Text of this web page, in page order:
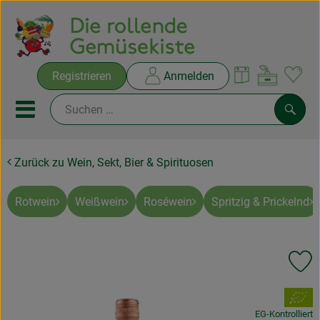
Registrieren Anmelden
Mobiles Menu öffnen oder
Ökokisten
Rezepte
Zurück zu Wein, Sekt, Bier & Spirituosen
Rotwein Weißwein Roséwein Spritzig & Prickelnd
, Verband:
EG-Kontrolliert